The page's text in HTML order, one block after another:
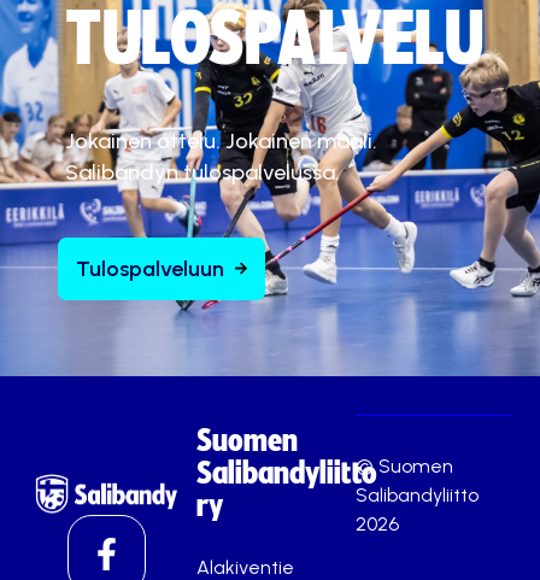
TULOSPALVELU
Jokainen ottelu. Jokainen maali.
Salibandyn tulospalvelussa.
Tulospalveluun
Suomen
Salibandyliitto
ry
Alakiventie
© Suomen
Salibandyliitto
2026